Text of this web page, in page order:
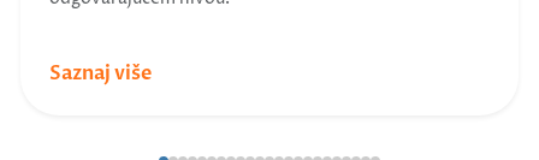
Saznaj više